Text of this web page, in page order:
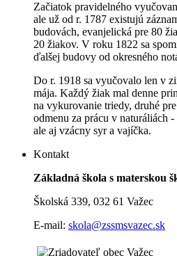
Začiatok pravidelného
ale už od r. 1787 existujú
budovách, evanjelická pre 80
20 žiakov. V roku 1822 sa
ďalšej budovy od okresného
Do r. 1918 sa vyučovalo len v
mája. Každý žiak mal denne
na vykurovanie triedy, druhé
odmenu za prácu v naturáliách
ale aj vzácny syr a vajíčka.
Kontakt
Základná škola s materskou
Školská 339, 032 61 Važec
E-mail: skola@zssmsvazec.sk